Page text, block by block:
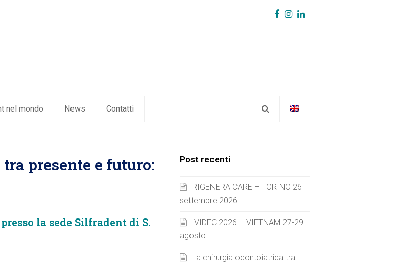
Facebook
Instagram
LinkedIn
nel mondo News Contatti
presente e futuro:
la sede Silfradent di S.
Post recenti
RIGENERA CARE – TORINO 26
settembre 2026
VIDEC 2026 – VIETNAM 27-29
agosto
La chirurgia odontoiatrica tra